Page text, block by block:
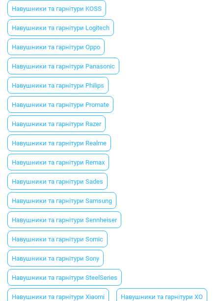
Навушники та гарнітури KOSS
Навушники та гарнітури Logitech
Навушники та гарнітури Oppo
Навушники та гарнітури Panasonic
Навушники та гарнітури Philips
Навушники та гарнітури Promate
Навушники та гарнітури Razer
Навушники та гарнітури Realme
Навушники та гарнітури Remax
Навушники та гарнітури Sades
Навушники та гарнітури Samsung
Навушники та гарнітури Sennheiser
Навушники та гарнітури Somic
Навушники та гарнітури Sony
Навушники та гарнітури SteelSeries
Навушники та гарнітури Xiaomi Навушники та гарнітури XO